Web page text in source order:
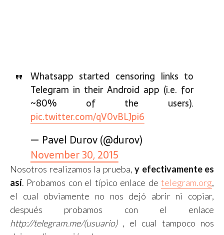
Whatsapp started censoring links to
Telegram in their Android app (i.e. for
~80% of the users).
pic.twitter.com/qV0vBLJpi6
— Pavel Durov (@durov)
November 30, 2015
Nosotros realizamos la prueba, y efectivamente es
así. Probamos con el típico enlace de telegram.org,
el cual obviamente no nos dejó abrir ni copiar,
después probamos con el enlace
http://telegram.me/(usuario), el cual tampoco nos